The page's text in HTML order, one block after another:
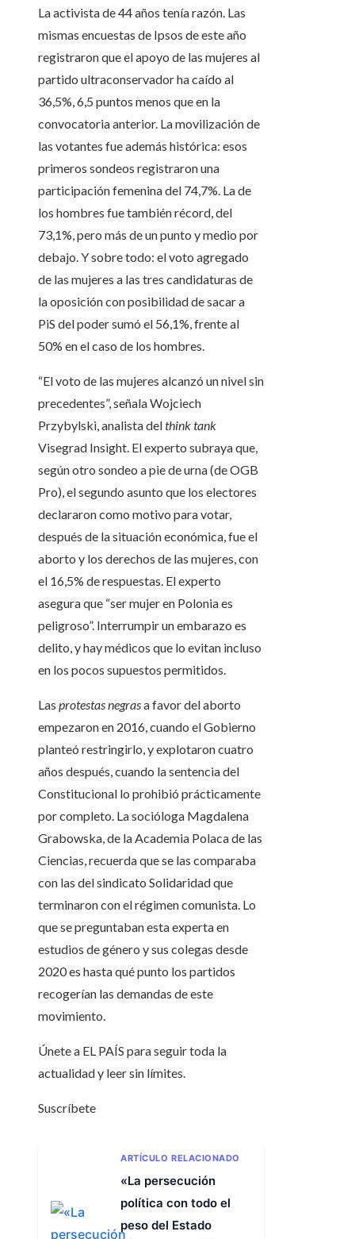
La activista de 44 años tenía razón. Las
mismas encuestas de Ipsos de este año
registraron que el apoyo de las mujeres al
partido ultraconservador ha caído al
36,5%, 6,5 puntos menos que en la
convocatoria anterior. La movilización de
las votantes fue además histórica: esos
primeros sondeos registraron una
participación femenina del 74,7%. La de
los hombres fue también récord, del
73,1%, pero más de un punto y medio por
debajo. Y sobre todo: el voto agregado
de las mujeres a las tres candidaturas de
la oposición con posibilidad de sacar a
PiS del poder sumó el 56,1%, frente al
50% en el caso de los hombres.
“El voto de las mujeres alcanzó un nivel sin
precedentes”, señala Wojciech
Przybylski, analista delthink tank
Visegrad Insight. El experto subraya que,
según otro sondeo a pie de urna (de OGB
Pro), el segundo asunto que los electores
declararon como motivo para votar,
después de la situación económica, fue el
aborto y los derechos de las mujeres, con
el 16,5% de respuestas. El experto
asegura que “ser mujer en Polonia es
peligroso”. Interrumpir un embarazo es
delito, y hay médicos que lo evitan incluso
en los pocos supuestos permitidos.
Las protestas negrasa favor del aborto
empezaron en 2016, cuando el Gobierno
planteó restringirlo, y explotaron cuatro
años después, cuando la sentencia del
Constitucional lo prohibió prácticamente
por completo. La socióloga Magdalena
Grabowska, de la Academia Polaca de las
Ciencias, recuerda que se las comparaba
con las del sindicato Solidaridad que
terminaron con el régimen comunista. Lo
que se preguntaban esta experta en
estudios de género y sus colegas desde
2020 es hasta qué punto los partidos
recogerían las demandas de este
movimiento.
Únete a EL PAÍS para seguir toda la
actualidad y leer sin límites.
Suscríbete
ARTÍCULO RELACIONADO
«La persecución
política con todo el
peso del Estado